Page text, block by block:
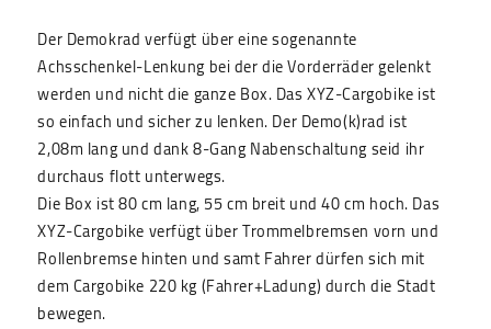
Der Demokrad verfügt über eine sogenannte
Achsschenkel-Lenkung bei der die Vorderräder gelenkt
werden und nicht die ganze Box. Das XYZ-Cargobike ist
so einfach und sicher zu lenken. Der Demo(k)rad ist
2,08m lang und dank 8-Gang Nabenschaltung seid ihr
durchaus flott unterwegs.
Die Box ist 80 cm lang, 55 cm breit und 40 cm hoch. Das
XYZ-Cargobike verfügt über Trommelbremsen vorn und
Rollenbremse hinten und samt Fahrer dürfen sich mit
dem Cargobike 220 kg (Fahrer+Ladung) durch die Stadt
bewegen.